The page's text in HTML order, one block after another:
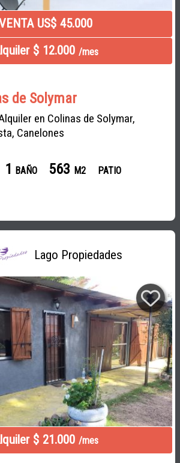
US$ 45.000
$ 12.000 /mes
de Solymar
en Colinas de Solymar,
Canelones
1 BAÑO 563 M2
PATIO
Lago Propiedades
$ 21.000 /mes